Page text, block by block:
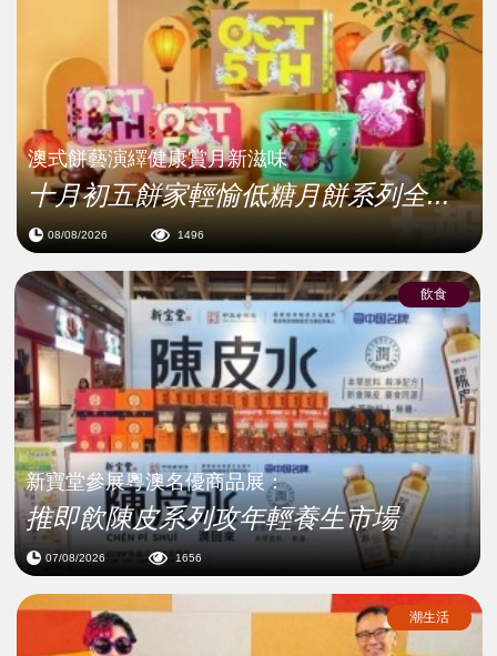
澳式餅藝演繹健康賞月新滋味
十月初五餅家輕愉低糖月餅系列全...
08/08/2026 1496
飲食
新寶堂參展粵澳名優商品展：
推即飲陳皮系列攻年輕養生市場
07/08/2026 1656
潮生活